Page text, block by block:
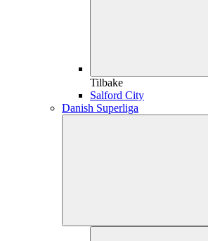
Tilbake
Salford City
Danish Superliga